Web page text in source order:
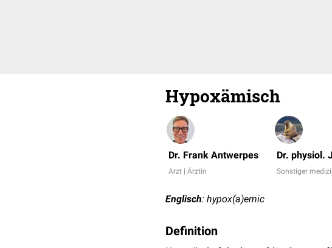
Hypoxämisch
Dr. Frank Antwerpes
Arzt | Ärztin
Dr. physiol.
Sonstiger
Englisch: hypox(a)emic
Definition